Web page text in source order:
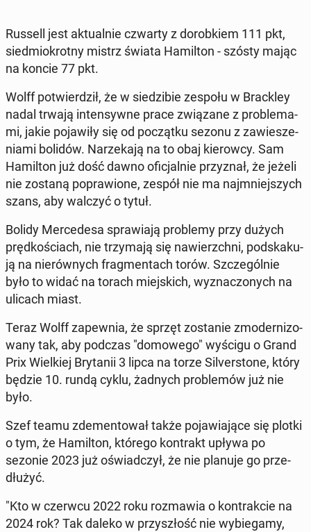
Russell jest ak­tu­al­nie czwarty z do­rob­kiem 111 pkt,
sied­mio­krot­ny mistrz świata Ha­mil­ton - szósty mając
na koncie 77 pkt.
Wolff po­twier­dził, że w sie­dzi­bie zespołu w Brac­kley
nadal trwają in­ten­syw­ne prace zwią­za­ne z pro­ble­ma­
mi, jakie po­ja­wi­ły się od po­cząt­ku sezonu z za­wie­sze­
nia­mi bolidów. Na­rze­ka­ją na to obaj kie­row­cy. Sam
Ha­mil­ton już dość dawno ofi­cjal­nie przy­znał, że jeżeli
nie zostaną po­pra­wio­ne, zespół nie ma naj­mniej­szych
szans, aby walczyć o tytuł.
Bolidy Mer­ce­de­sa spra­wia­ją pro­ble­my przy dużych
pręd­ko­ściach, nie trzy­ma­ją się na­wierzch­ni, pod­ska­ku­
ją na nie­rów­nych frag­men­tach torów. Szcze­gól­nie
było to widać na torach miej­skich, wy­zna­czo­nych na
ulicach miast.
Teraz Wolff za­pew­nia, że sprzęt zo­sta­nie zmo­der­ni­zo­
wa­ny tak, aby podczas "do­mo­we­go" wyścigu o Grand
Prix Wiel­kiej Bry­ta­nii 3 lipca na torze Si­lver­sto­ne, który
będzie 10. rundą cyklu, żadnych pro­ble­mów już nie
było.
Szef teamu zde­men­to­wał także po­ja­wia­ją­ce się plotki
o tym, że Ha­mil­ton, którego kon­trakt upływa po
sezonie 2023 już oświad­czył, że nie planuje go prze­
dłu­żyć.
"Kto w czerwcu 2022 roku roz­ma­wia o kontr­ak­cie na
2024 rok? Tak daleko w przy­szłość nie wy­bie­ga­my,